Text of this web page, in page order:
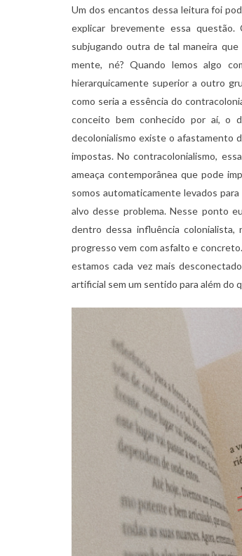
Um dos encantos dessa leitura foi
explicar brevemente essa
subjugando outra de tal maneira
mente, né? Quando lemos algo
hierarquicamente superior a outro
como seria a essência do
conceito bem conhecido por aí, o
decolonialismo existe o afastamento
impostas. No contracolonialismo,
ameaça contemporânea que pode
somos automaticamente levados
alvo desse problema. Nesse ponto
dentro dessa influência colonialista,
progresso vem com asfalto e
estamos cada vez mais
artificial sem um sentido para além do